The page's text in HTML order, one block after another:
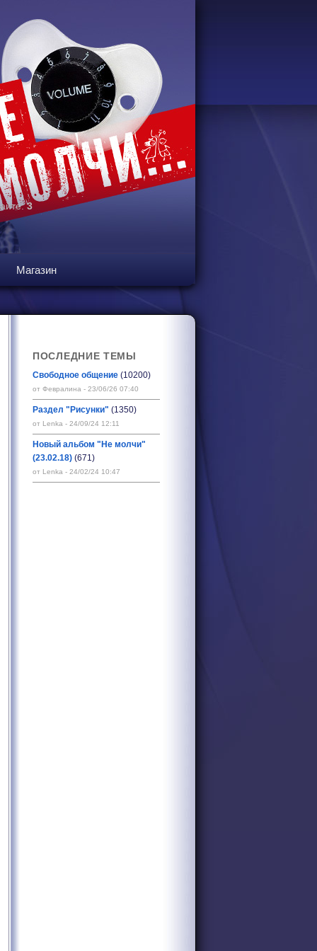
3
Магазин
ПОСЛЕДНИЕ ТЕМЫ
Свободное общение (10200)
от Февралина - 23/06/26 07:40
Раздел "Рисунки" (1350)
от Lenka - 24/09/24 12:11
Новый альбом "Не молчи"
(23.02.18) (671)
от Lenka - 24/02/24 10:47